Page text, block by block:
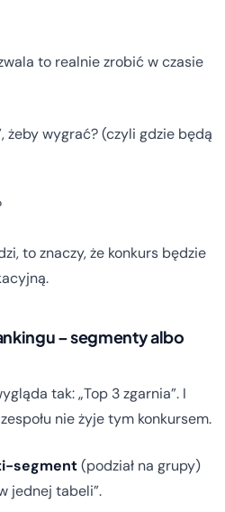
to realnie zrobić w czasie
żeby wygrać? (czyli gdzie będą
to znaczy, że konkurs będzie
– segmenty albo
tak: „Top 3 zgarnia”. I
nie żyje tym konkursem.
segment(podział na grupy)
jednej tabeli”.